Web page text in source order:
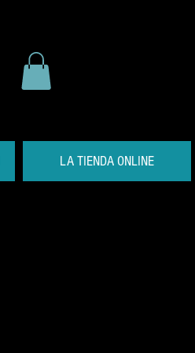
LA TIENDA ONLINE